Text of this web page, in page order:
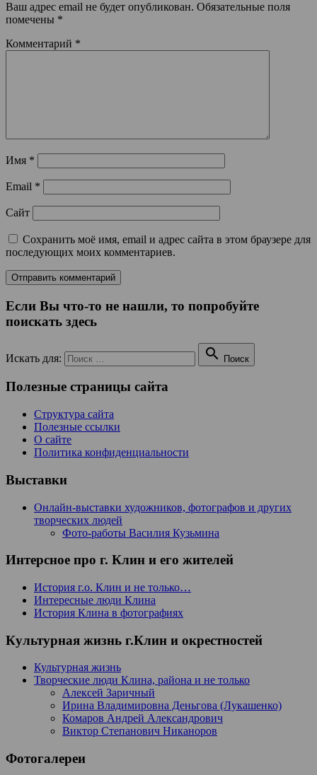
Ваш адрес email не будет опубликован. Обязательные поля
помечены *
Комментарий *
Имя *
Email *
Сайт
Сохранить моё имя, email и адрес сайта в этом браузере для
последующих моих комментариев.
Если Вы что-то не нашли, то попробуйте
поискать здесь
Искать для:  Поиск
Полезные страницы сайта
Структура сайта
Полезные ссылки
О сайте
Политика конфиденциальности
Выставки
Онлайн-выставки художников, фотографов и других
творческих людей
Фото-работы Василия Кузьмина
Интерсное про г. Клин и его жителей
История г.о. Клин и не только…
Интересные люди Клина
История Клина в фотографиях
Культурная жизнь г.Клин и окрестностей
Культурная жизнь
Творческие люди Клина, района и не только
Алексей Заричный
Ирина Владимировна Деньгова (Лукашенко)
Комаров Андрей Александрович
Виктор Степанович Никаноров
Фотогалереи